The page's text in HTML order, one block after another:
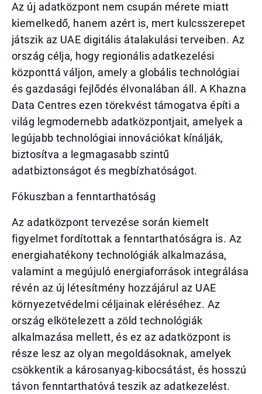
Az új adatközpont nem csupán mérete miatt
kiemelkedő, hanem azért is, mert kulcsszerepet
játszik az UAE digitális átalakulási terveiben. Az
ország célja, hogy regionális adatkezelési
központtá váljon, amely a globális technológiai
és gazdasági fejlődés élvonalában áll. A Khazna
Data Centres ezen törekvést támogatva építi a
világ legmodernebb adatközpontjait, amelyek a
legújabb technológiai innovációkat kínálják,
biztosítva a legmagasabb szintű
adatbiztonságot és megbízhatóságot.
Fókuszban a fenntarthatóság
Az adatközpont tervezése során kiemelt
figyelmet fordítottak a fenntarthatóságra is. Az
energiahatékony technológiák alkalmazása,
valamint a megújuló energiaforrások integrálása
révén az új létesítmény hozzájárul az UAE
környezetvédelmi céljainak eléréséhez. Az
ország elkötelezett a zöld technológiák
alkalmazása mellett, és ez az adatközpont is
része lesz az olyan megoldásoknak, amelyek
csökkentik a károsanyag-kibocsátást, és hosszú
távon fenntarthatóvá teszik az adatkezelést.